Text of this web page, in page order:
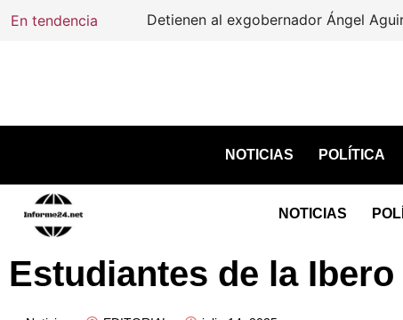
En tendencia Detienen al exgobernador Ángel Aguirre
NOTICIAS POLÍTICA
NOTICIAS
Estudiantes de la